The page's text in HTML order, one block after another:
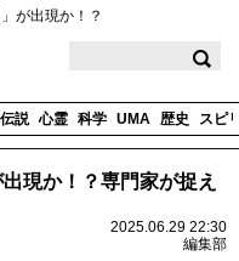
が出現か！？
説 心霊 科学 UMA 歴史 スピ
現か！？専門家が捉え
2025.06.29 22:30
編集部